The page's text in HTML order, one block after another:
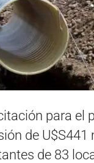
para el
de U$S441
de 83